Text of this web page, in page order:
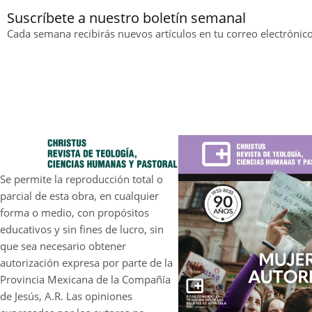
Suscríbete a nuestro boletín semanal
Cada semana recibirás nuevos artículos en tu correo
Se permite la reproducción total o
parcial de esta obra, en cualquier
forma o medio, con propósitos
educativos y sin fines de lucro, sin
que sea necesario obtener
autorización expresa por parte de la
Provincia Mexicana de la Compañía
de Jesús, A.R. Las opiniones